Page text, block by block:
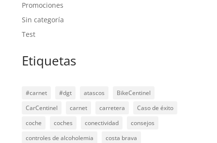
Promociones
Sin categoría
Test
Etiquetas
#carnet #dgt atascos
BikeCentinel
CarCentinel
carnet carretera
Caso de éxito
coche
coches conectividad
consejos
controles de alcoholemia
costa brava